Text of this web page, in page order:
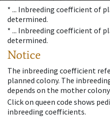
* ... Inbreeding coefficient of
determined.
* ... Inbreeding coefficient of
determined.
Notice
The inbreeding coefficient
planned colony. The
depends on the mother colony
Click on queen code shows
inbreeding coefficients.